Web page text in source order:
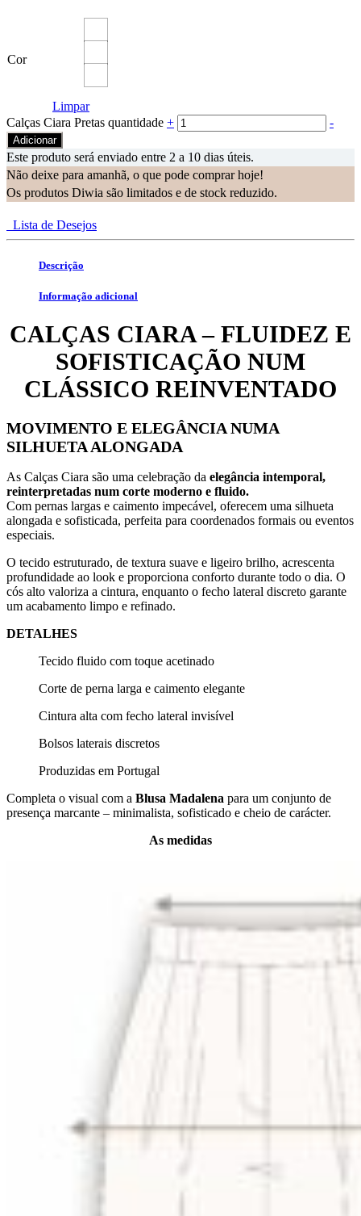
Cor
Limpar
Calças Ciara Pretas quantidade + -
Adicionar
Este produto será enviado entre 2 a 10 dias úteis.
Não deixe para amanhã, o que pode comprar hoje!
Os produtos Diwia são limitados e de stock reduzido.
Lista de Desejos
Descrição
Informação adicional
CALÇAS CIARA – FLUIDEZ E
SOFISTICAÇÃO NUM
CLÁSSICO REINVENTADO
MOVIMENTO E ELEGÂNCIA NUMA
SILHUETA ALONGADA
As Calças Ciara são uma celebração da elegância intemporal,
reinterpretadas num corte moderno e fluido.
Com pernas largas e caimento impecável, oferecem uma silhueta
alongada e sofisticada, perfeita para coordenados formais ou eventos
especiais.
O tecido estruturado, de textura suave e ligeiro brilho, acrescenta
profundidade ao look e proporciona conforto durante todo o dia. O
cós alto valoriza a cintura, enquanto o fecho lateral discreto garante
um acabamento limpo e refinado.
DETALHES
Tecido fluido com toque acetinado
Corte de perna larga e caimento elegante
Cintura alta com fecho lateral invisível
Bolsos laterais discretos
Produzidas em Portugal
Completa o visual com a Blusa Madalena para um conjunto de
presença marcante – minimalista, sofisticado e cheio de carácter.
As medidas